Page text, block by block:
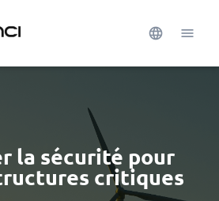
la sécurité pour
critiques